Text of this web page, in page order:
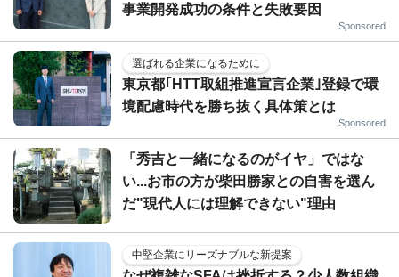
事業開発成功の条件と失敗要因
Sponsored
選ばれる企業になるために
東京都｢HTT取組推進宣言企業｣登録で環
境配慮時代を勝ち抜く具体策とは
Sponsored
「秀吉と一緒になるのがイヤ」ではな
い...お市の方が柴田勝家との自害を選ん
だ"現代人には理解できない"理由
中堅企業にリーズナブルな新提案